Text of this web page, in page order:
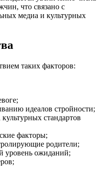
что связано с
медиа и культурных
таких факторов:
идеалов стройности;
стандартов
факторы;
родители;
уровень ожиданий;